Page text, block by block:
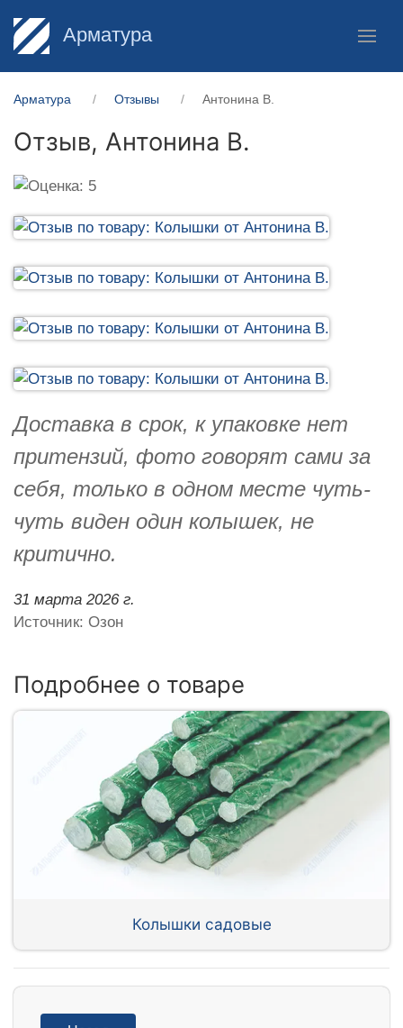
Арматура
Арматура Отзывы Антонина В.
Отзыв, Антонина В.
Доставка в срок, к упаковке нет
притензий, фото говорят сами за
себя, только в одном месте чуть-
чуть виден один колышек, не
критично.
31 марта 2026 г.
Источник: Озон
Подробнее о товаре
Колышки садовые